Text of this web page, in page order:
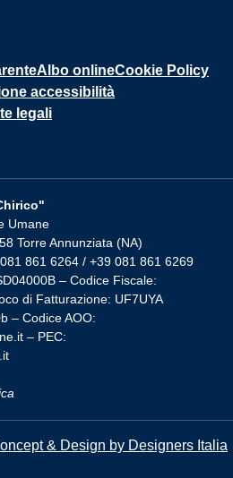
Albo onlineCookie Policy
accessibilità
legali
Umane
Torre Annunziata (NA)
861 6264 / +39 081 861 6269
– Codice Fiscale:
di Fatturazione: UF7UYA
– Codice AOO:
– PEC:
& Design by Designers Italia